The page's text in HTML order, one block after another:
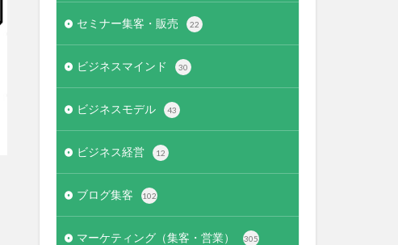
セミナー集客・販売 22
ビジネスマインド 30
ビジネスモデル 43
ビジネス経営 12
ブログ集客 102
マーケティング（集客・営業） 305